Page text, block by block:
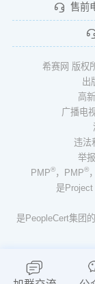
售前
希赛网 版
出
高
广播电
违法
举
PMP®，PMP®
是
是PeopleCert集团